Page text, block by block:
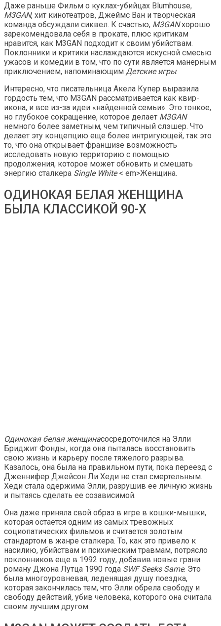
Даже раньше Фильм о куклах-убийцах Blumhouse,
M3GAN, хит кинотеатров, Джеймс Ван и творческая
команда обсуждали сиквел. К счастью, M3GANхорошо
зарекомендовала себя в прокате, плюс критикам
нравится, как M3GAN подходит к своим убийствам.
Поклонники и критики наслаждаются искусной смесью
ужасов и комедии в том, что по сути является манерным
приключением, напоминающим Детские игры.
Интересно, что писательница Акела Купер выразила
гордость тем, что M3GAN рассматривается как квир-
икона, и все из-за идеи «найденной семьи». Это тонкое,
но глубокое сокращение, которое делает M3GAN
немного более заметным, чем типичный слэшер. Что
делает эту концепцию еще более интригующей, так это
то, что она открывает франшизе возможность
исследовать новую территорию с помощью
продолжения, которое может обновить и смешать
энергию сталкера Single White< em>Женщина.
ОДИНОКАЯ БЕЛАЯ ЖЕНЩИНА
БЫЛА КЛАССИКОЙ 90-Х
Одинокая белая женщинасосредоточился на Элли
Бриджит Фонды, когда она пыталась восстановить
свою жизнь и карьеру после тяжелого разрыва.
Казалось, она была на правильном пути, пока переезд с
Дженнифер Джейсон Ли Хеди не стал смертельным.
Хеди стала одержима Элли, разрушив ее личную жизнь
и пытаясь сделать ее созависимой.
Она даже приняла свой образ в игре в кошки-мышки,
которая остается одним из самых тревожных
социопатических фильмов и считается золотым
стандартом в жанре сталкера. То, как это привело к
насилию, убийствам и психическим травмам, потрясло
поклонников еще в 1992 году, добавив новые грани
роману Джона Лутца 1990 года SWF Seeks Same. Это
была многоуровневая, леденящая душу поездка,
которая закончилась тем, что Элли обрела свободу и
свободу действий, убив человека, которого она считала
своим лучшим другом.